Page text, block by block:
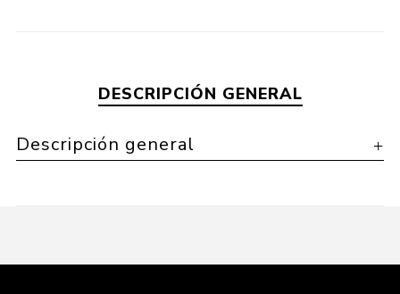
DESCRIPCIÓN GENERAL
Descripción general